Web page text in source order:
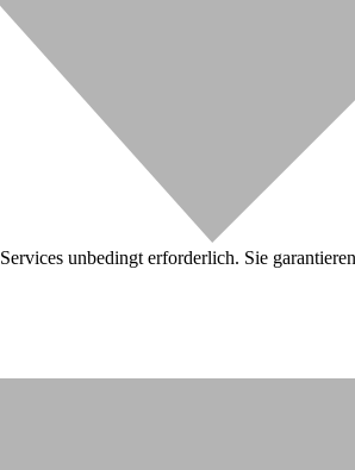
unbedingt erforderlich. Sie